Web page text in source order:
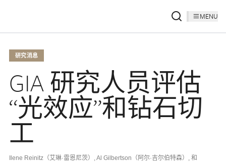
MENU
研究消息
GIA 研究人员评估
“光效应”和钻石切
工
Ilene Reinitz（艾琳·雷恩尼茨） ,Al Gilbertson（阿尔·吉尔伯特森） , 和